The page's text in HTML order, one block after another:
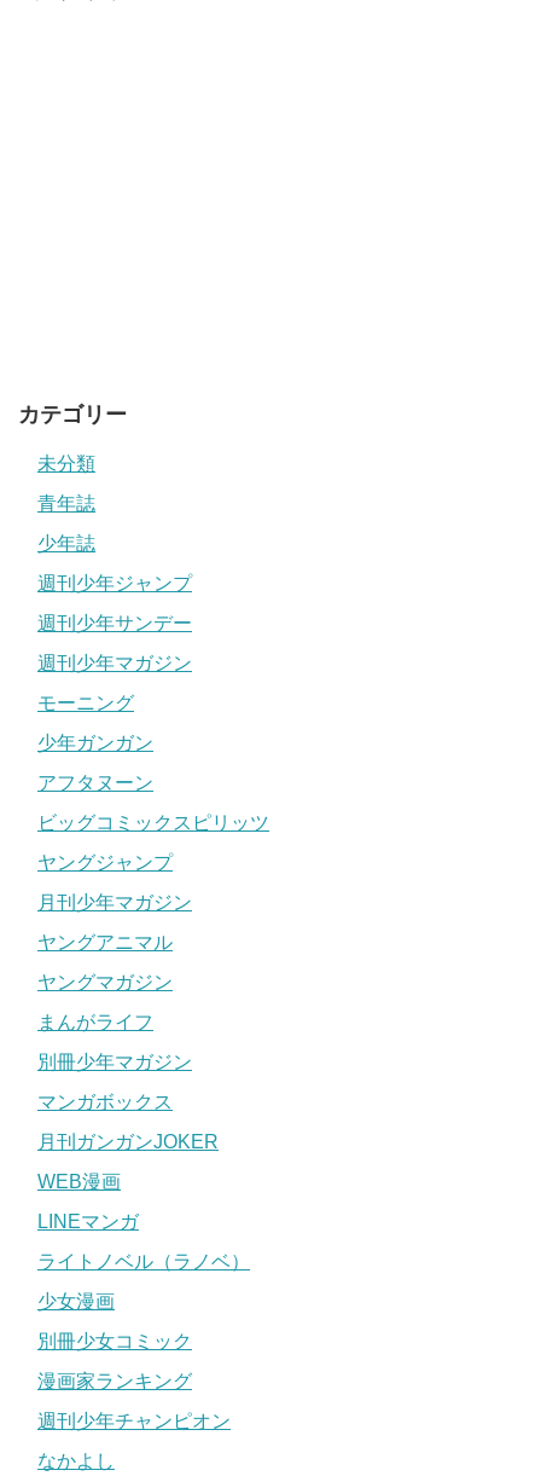
カテゴリー
未分類
青年誌
少年誌
週刊少年ジャンプ
週刊少年サンデー
週刊少年マガジン
モーニング
少年ガンガン
アフタヌーン
ビッグコミックスピリッツ
ヤングジャンプ
月刊少年マガジン
ヤングアニマル
ヤングマガジン
まんがライフ
別冊少年マガジン
マンガボックス
月刊ガンガンJOKER
WEB漫画
LINEマンガ
ライトノベル（ラノベ）
少女漫画
別冊少女コミック
漫画家ランキング
週刊少年チャンピオン
なかよし